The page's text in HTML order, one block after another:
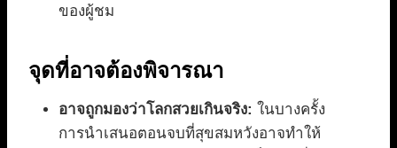
ของผู้ชม
จุดที่อาจต้องพิจารณา
อาจถูกมองว่าโลกสวยเกินจริง: ในบางครั้ง
การนำเสนอตอนจบที่สุขสมหวังอาจทำให้